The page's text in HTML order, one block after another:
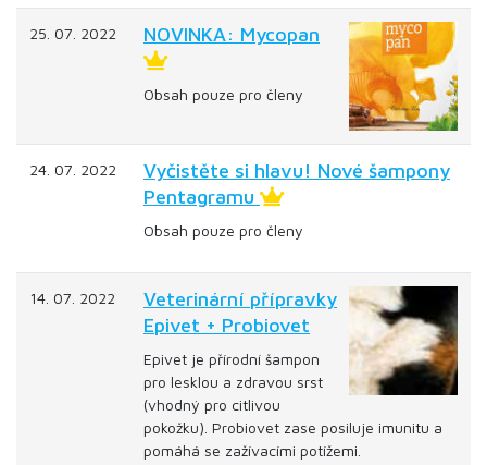
25. 07. 2022 NOVINKA: Mycopan
Obsah pouze pro členy
24. 07. 2022
Vyčistěte si hlavu! Nové šampony
Pentagramu
Obsah pouze pro členy
14. 07. 2022
Veterinární přípravky
Epivet + Probiovet
Epivet je přírodní šampon
pro lesklou a zdravou srst
(vhodný pro citlivou
pokožku). Probiovet zase posiluje imunitu a
pomáhá se zažívacími potížemi.